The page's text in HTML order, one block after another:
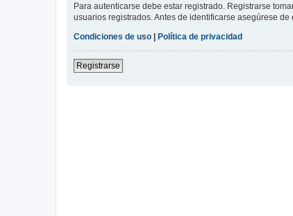
Para autenticarse debe estar registrado. Registrarse
usuarios registrados. Antes de identificarse asegúrese
Condiciones de uso | Política de privacidad
Registrarse